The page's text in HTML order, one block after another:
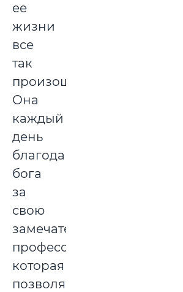
ее
жизни
все
так
произошло.
Она
каждый
день
благодарит
бога
за
свою
замечательную
профессию,
которая
позволяет